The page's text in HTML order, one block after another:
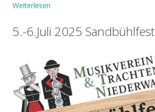
Weiterlesen
5.-6.Juli 2025 Sandbühlfest